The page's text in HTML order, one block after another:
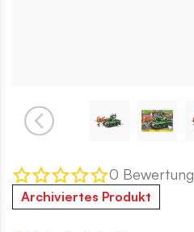
0 Bewertung
Archiviertes Produkt